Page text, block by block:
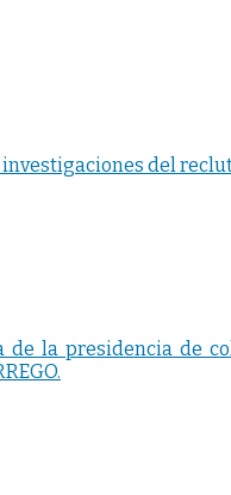
del
la presidencia de